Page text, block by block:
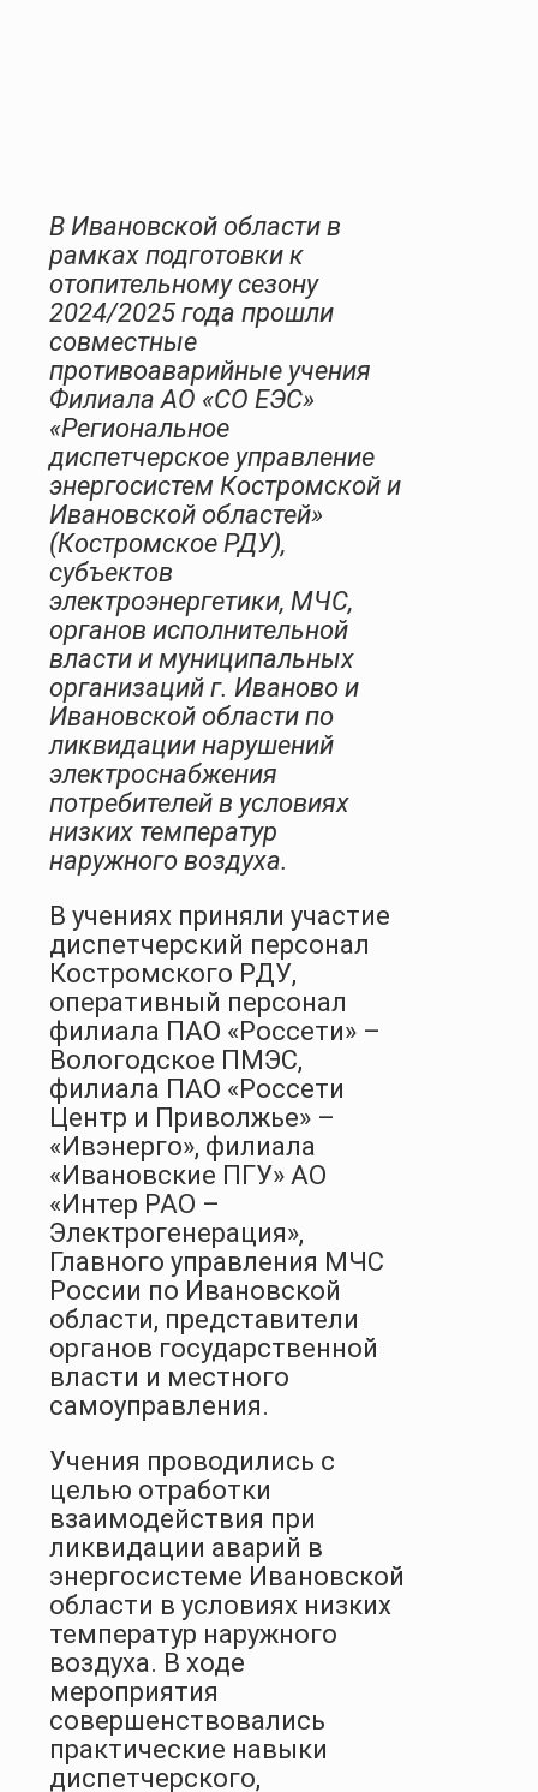
В Ивановской области в
рамках подготовки к
отопительному сезону
2024/2025 года прошли
совместные
противоаварийные учения
Филиала АО «СО ЕЭС»
«Региональное
диспетчерское управление
энергосистем Костромской и
Ивановской областей»
(Костромское РДУ),
субъектов
электроэнергетики, МЧС,
органов исполнительной
власти и муниципальных
организаций г. Иваново и
Ивановской области по
ликвидации нарушений
электроснабжения
потребителей в условиях
низких температур
наружного воздуха.
В учениях приняли участие
диспетчерский персонал
Костромского РДУ,
оперативный персонал
филиала ПАО «Россети» –
Вологодское ПМЭС,
филиала ПАО «Россети
Центр и Приволжье» –
«Ивэнерго», филиала
«Ивановские ПГУ» АО
«Интер РАО –
Электрогенерация»,
Главного управления МЧС
России по Ивановской
области, представители
органов государственной
власти и местного
самоуправления.
Учения проводились с
целью отработки
взаимодействия при
ликвидации аварий в
энергосистеме Ивановской
области в условиях низких
температур наружного
воздуха. В ходе
мероприятия
совершенствовались
практические навыки
диспетчерского,